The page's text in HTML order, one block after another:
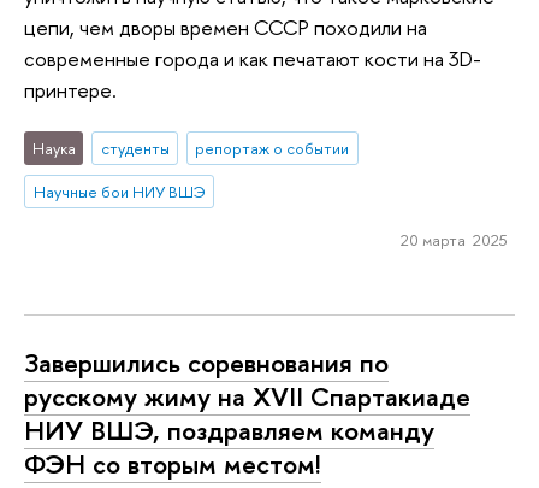
цепи, чем дворы времен СССР походили на
современные города и как печатают кости на 3D-
принтере.
Наука студенты
репортаж о событии
Научные бои НИУ ВШЭ
20 марта 2025
Завершились соревнования по
русскому жиму на XVII Спартакиаде
НИУ ВШЭ, поздравляем команду
ФЭН со вторым местом!